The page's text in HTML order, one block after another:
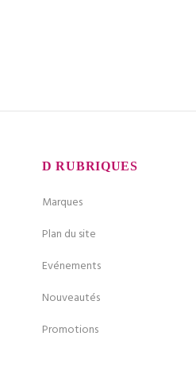
RUBRIQUES
Marques
Plan du site
Evénements
Nouveautés
Promotions